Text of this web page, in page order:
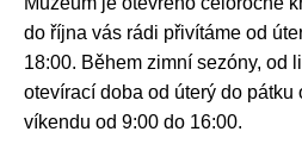
do října vás rádi přivítáme od
18:00. Během zimní sezóny, od
otevírací doba od úterý do pátku
víkendu od 9:00 do 16:00.